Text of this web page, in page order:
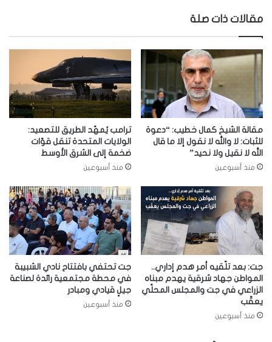
مقالات ذات صلة
مقالة الشيخ كمال خطيب: “دعوة
للثبات: لا والله لا نقول إلا ما قال
الله لا نقيل ولا نحيد”
منذ أسبوعين
ترامب يُمهّد الطريق للتصعيد:
الولايات المتحدة تنقل قوّات
ضخمة إلى الشرق الأوسط
منذ أسبوعين
جت: بعد تلّقيه أمر هدم إداري..
المواطن جهاد شرقية يهدم مبناه
الزراعي في جت والمجلس المحلّي
يعقّب
منذ أسبوعين
جت تحتفي بافتتاح نادي الشبيبة
في محطة مجتمعية رائدة لصناعة
جيلٍ قيادي ومبادر
منذ أسبوعين